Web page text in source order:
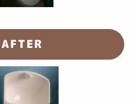
AFTER